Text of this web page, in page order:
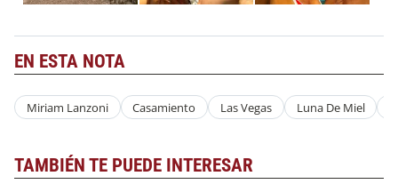
EN ESTA NOTA
Miriam Lanzoni Casamiento Las Vegas Luna De Miel
TAMBIÉN TE PUEDE INTERESAR